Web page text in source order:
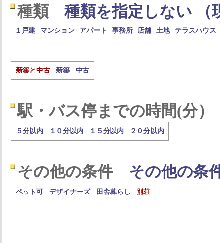
種類 種類を指定しない （
１戸建 マンション アパート 事務所 店舗 土地 テラスハウス
新築と中古 新築 中古
駅・バス停までの時間(分）
５分以内 １０分以内 １５分以内 ２０分以内
その他の条件 その他の条
ペット可 デザイナーズ 田舎暮らし 別荘